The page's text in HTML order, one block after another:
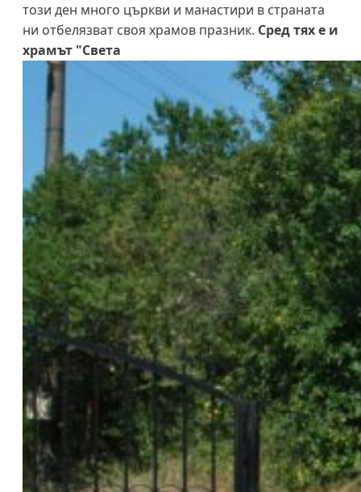
този ден много църкви и манастири в страната
ни отбелязват своя храмов празник. Сред тях е и
храмът "Света